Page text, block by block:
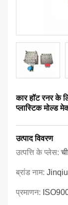
कार हॉट रनर के
प्लास्टिक मोल्ड
उत्पाद विवरण
उत्पत्ति के प्लेस:
ब्रांड नाम: Jinqiu
प्रमाणन: